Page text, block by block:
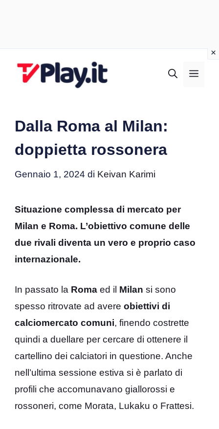
Dalla Roma al Milan:
doppietta rossonera
Gennaio 1, 2024 di Keivan Karimi
Situazione complessa di mercato per
Milan e Roma. L’obiettivo comune delle
due rivali diventa un vero e proprio caso
internazionale.
In passato la Roma ed il Milan si sono
spesso ritrovate ad avere obiettivi di
calciomercato comuni, finendo costrette
quindi a duellare per cercare di ottenere il
cartellino dei calciatori in questione. Anche
nell’ultima sessione estiva si è parlato di
profili che accomunavano giallorossi e
rossoneri, come Morata, Lukaku o Frattesi.